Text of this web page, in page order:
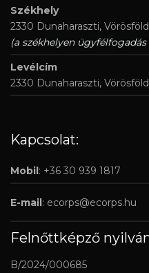
Székhely
2330 Dunaharaszti,
(a székhelyen
Levélcím
2330 Dunaharaszti,
Kapcsolat:
Mobil: +36 30 939 1817
E-mail: ecorps@ecorps.hu
Felnőttképző
B/2024/000685